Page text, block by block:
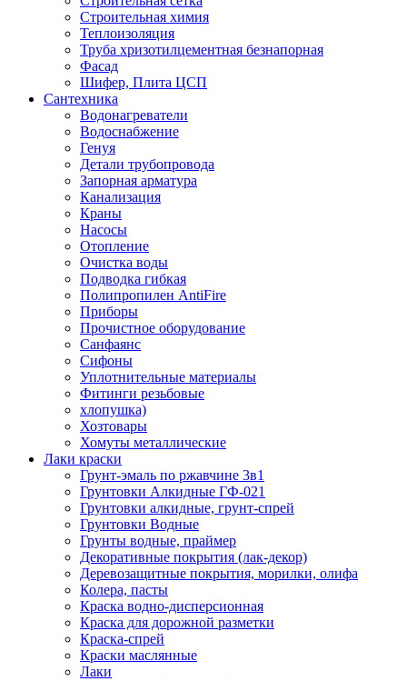
Строительная химия
Теплоизоляция
Труба хризотилцементная безнапорная
Фасад
Шифер, Плита ЦСП
Сантехника
Водонагреватели
Водоснабжение
Генуя
Детали трубопровода
Запорная арматура
Канализация
Краны
Насосы
Отопление
Очистка воды
Подводка гибкая
Полипропилен AntiFire
Приборы
Прочистное оборудование
Санфаянс
Сифоны
Уплотнительные материалы
Фитинги резьбовые
хлопушка)
Хозтовары
Хомуты металлические
Лаки краски
Грунт-эмаль по ржавчине 3в1
Грунтовки Алкидные ГФ-021
Грунтовки алкидные, грунт-спрей
Грунтовки Водные
Грунты водные, праймер
Декоративные покрытия (лак-декор)
Деревозащитные покрытия, морилки, олифа
Колера, пасты
Краска водно-дисперсионная
Краска для дорожной разметки
Краска-спрей
Краски маслянные
Лаки